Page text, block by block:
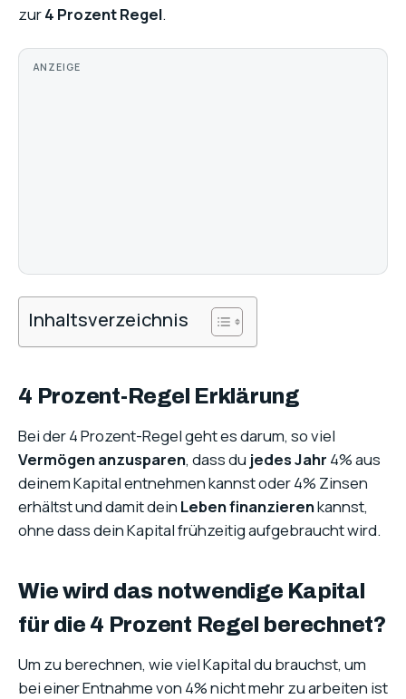
zur4 Prozent Regel.
ANZEIGE
Inhaltsverzeichnis
4 Prozent-Regel Erklärung
Bei der 4 Prozent-Regel geht es darum, so viel
Vermögen anzusparen, dass du jedes Jahr 4% aus
deinem Kapital entnehmen kannst oder 4% Zinsen
erhältst und damit dein Leben finanzierenkannst,
ohne dass dein Kapital frühzeitig aufgebraucht wird.
Wie wird das notwendige Kapital
für die 4 Prozent Regel berechnet?
Um zu berechnen, wie viel Kapital du brauchst, um
bei einer Entnahme von 4% nicht mehr zu arbeiten ist